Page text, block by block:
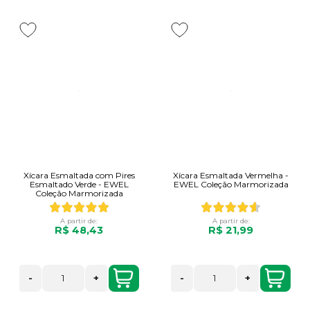
Xícara Esmaltada com Pires
Esmaltado Verde - EWEL
Coleção Marmorizada
A partir de:
R$ 48,43
- +
Xícara Esmaltada Vermelha -
EWEL Coleção Marmorizada
A partir de:
R$ 21,99
- +